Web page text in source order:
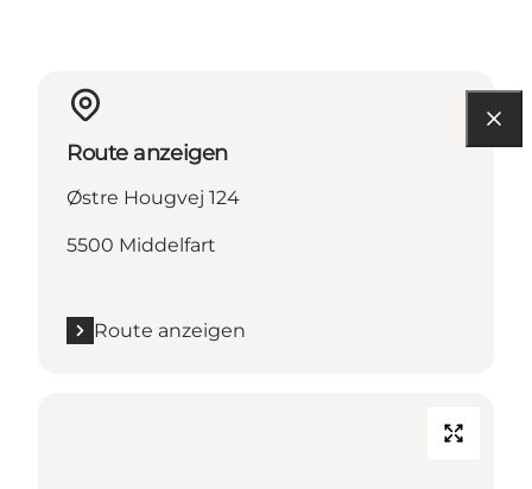
Route anzeigen
Østre Hougvej 124
5500 Middelfart
Route anzeigen